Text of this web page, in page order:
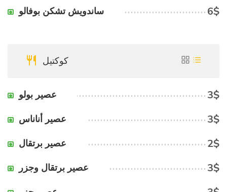
ساندويش تشكن بوفالو 6$
كوكتيل
عصير بولو 3$
عصير أناناس 3$
عصير برتقال 2$
عصير برتقال وجزر 3$